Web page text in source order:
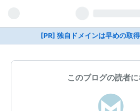
[PR] 独自ドメインは早めの取
このブログの読者